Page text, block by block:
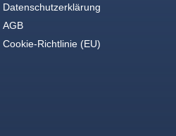
Datenschutzerklärung
AGB
Cookie-Richtlinie (EU)